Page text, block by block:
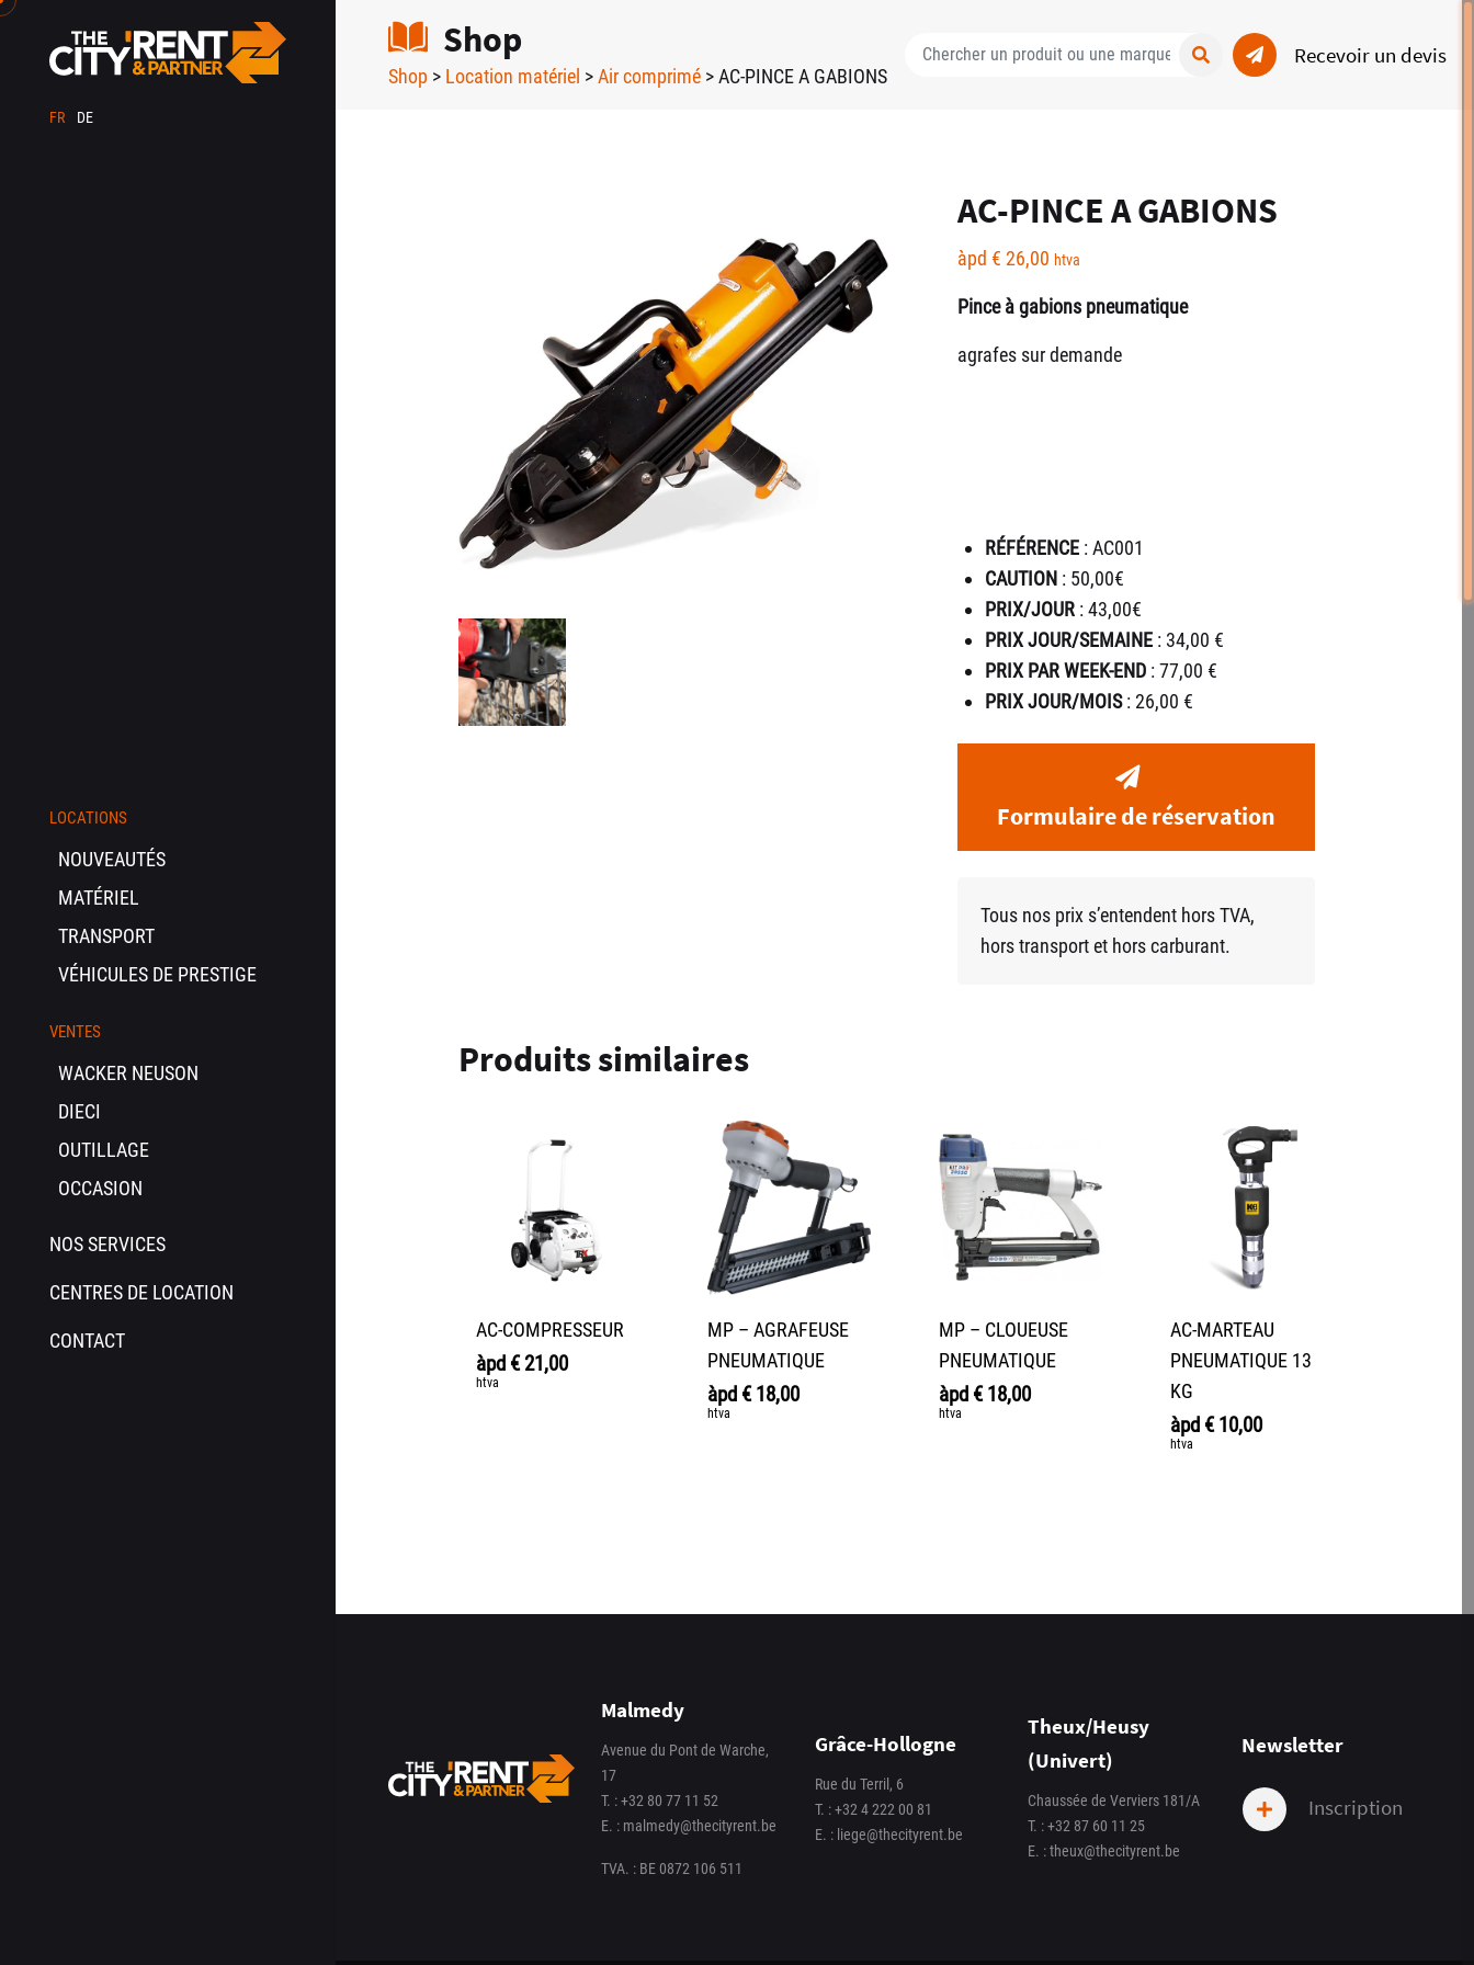
FR DE
LOCATIONS
NOUVEAUTÉS
MATÉRIEL
TRANSPORT
VÉHICULES DE PRESTIGE
VENTES
WACKER NEUSON
DIECI
OUTILLAGE
OCCASION
NOS SERVICES
CENTRES DE LOCATION
CONTACT
Shop
Shop > Location matériel >Air comprimé > AC-PINCE A GABIONS
Recevoir un devis
AC-PINCE A GABIONS
àpd € 26,00 htva
Pince à gabions pneumatique
agrafes sur demande
RÉFÉRENCE : AC001
CAUTION : 50,00€
PRIX/JOUR : 43,00€
PRIX JOUR/SEMAINE : 34,00 €
PRIX PAR WEEK-END : 77,00 €
PRIX JOUR/MOIS: 26,00 €
Formulaire de réservation
Tous nos prix s’entendent hors TVA,
hors transport et hors carburant.
Produits similaires
AC-COMPRESSEUR
àpd €21,00
htva
MP – AGRAFEUSE
PNEUMATIQUE
àpd €18,00
htva
MP – CLOUEUSE
PNEUMATIQUE
àpd €18,00
htva
AC-MARTEAU
PNEUMATIQUE 13
KG
àpd €10,00
htva
Malmedy
Avenue du Pont de Warche,
17
T. :+32 80 77 11 52
E. : malmedy@thecityrent.be
TVA. : BE 0872 106 511
Grâce-Hollogne
Rue du Terril, 6
T. :+32 4 222 00 81
E. : liege@thecityrent.be
Theux/Heusy
(Univert)
Chaussée de Verviers 181/A
T. :+32 87 60 11 25
E. :theux@thecityrent.be
Newsletter
Inscription